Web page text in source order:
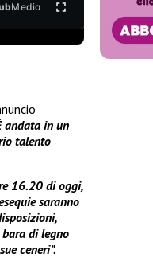
Media
andata in un
talento
16.20 di oggi,
saranno
di legno
ceneri”.